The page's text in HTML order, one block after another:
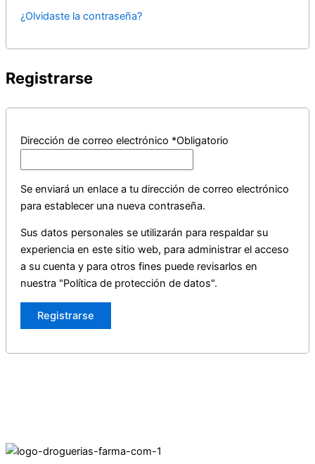
¿Olvidaste la contraseña?
Registrarse
Dirección de correo electrónico *Obligatorio
Se enviará un enlace a tu dirección de correo electrónico
para establecer una nueva contraseña.
Sus datos personales se utilizarán para respaldar su
experiencia en este sitio web, para administrar el acceso
a su cuenta y para otros fines puede revisarlos en
nuestra "Política de protección de datos".
Registrarse